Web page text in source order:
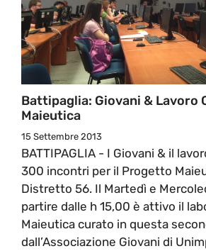
Battipaglia: Giovani & Lavoro
Maieutica
15 Settembre 2013
BATTIPAGLIA - I Giovani & il
300 incontri per il Progetto
Distretto 56. Il Martedì e
partire dalle h 15,00 è attivo il
Maieutica curato in questa
dall’Associazione Giovani di